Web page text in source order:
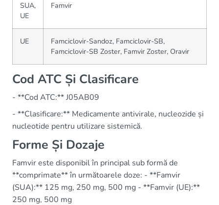
SUA,
UE
Famvir
UE
Famciclovir-Sandoz, Famciclovir-SB,
Famciclovir-SB Zoster, Famvir Zoster, Oravir
Cod ATC Și Clasificare
- **Cod ATC:** J05AB09
- **Clasificare:** Medicamente antivirale, nucleozide și
nucleotide pentru utilizare sistemică.
Forme Și Dozaje
Famvir este disponibil în principal sub formă de
**comprimate** în următoarele doze: - **Famvir
(SUA):** 125 mg, 250 mg, 500 mg - **Famvir (UE):**
250 mg, 500 mg